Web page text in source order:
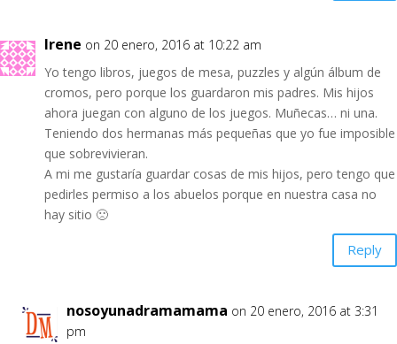
Irene on 20 enero, 2016 at 10:22 am
Yo tengo libros, juegos de mesa, puzzles y algún álbum de
cromos, pero porque los guardaron mis padres. Mis hijos
ahora juegan con alguno de los juegos. Muñecas… ni una.
Teniendo dos hermanas más pequeñas que yo fue imposible
que sobrevivieran.
A mi me gustaría guardar cosas de mis hijos, pero tengo que
pedirles permiso a los abuelos porque en nuestra casa no
hay sitio 🙁
Reply
nosoyunadramamama on 20 enero, 2016 at 3:31
pm